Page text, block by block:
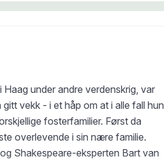
Haag under andre verdenskrig, var
vekk - i et håp om at i alle fall hun
fosterfamilier. Først da
overlevende i sin nære familie.
Shakespeare-eksperten Bart van